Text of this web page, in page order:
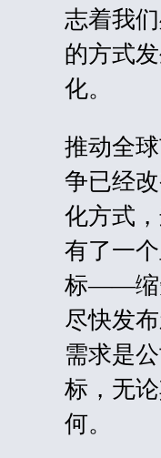
志着我
的方式
化。
推动全
争已经
化方式
有了一
标——缩
尽快发​​
需求是
标，无
何。